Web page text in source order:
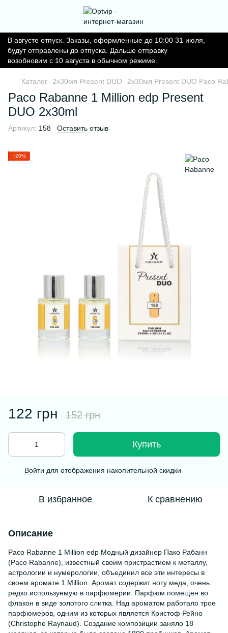
В августе отпуск. Заказы, оформленные до 10:00 31 июля,
будут отправлены до отпуска. Дальше отправку
возобновим с 10 августа в обычном режиме.
Каталог 2x30мл Present DUO 2x30мл Present DUO Paco
Paco Rabanne 1 Million edp Present
DUO 2x30ml
Артикул: 158 Оставить отзыв
−20%
122 грн 152 грн
Купить
Войти для отображения накопительной скидки
В избранное К сравнению
Описание
Paco Rabanne 1 Million edp Модный дизайнер Пако Рабанн
(Paco Rabanne), известный своим пристрастием к металлу,
астрологии и нумерологии, объединил все эти интересы в
своем аромате 1 Million. Аромат содержит ноту меда, очень
редко используемую в парфюмерии. Парфюм помещен во
флакон в виде золотого слитка. Над ароматом работало трое
парфюмеров, одним из которых является Кристоф Рейно
(Christophe Raynaud). Создание композиции заняло 18